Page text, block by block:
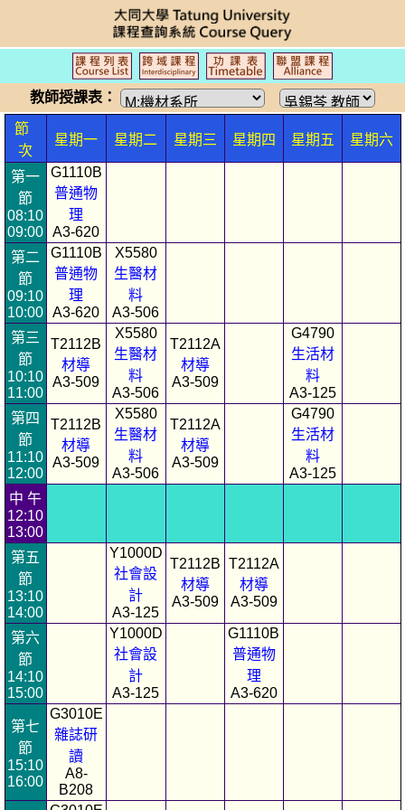
教師授課表：
節
次
星期一 星期二 星期三 星期四 星期五 星期六
第一
節
08:10
09:00
G1110B
普通物
理
A3-620
第二
節
09:10
10:00
G1110B
普通物
理
A3-620
X5580
生醫材
料
A3-506
第三
節
10:10
11:00
T2112B
材導
A3-509
X5580
生醫材
料
A3-506
T2112A
材導
A3-509
G4790
生活材
料
A3-125
第四
節
11:10
12:00
T2112B
材導
A3-509
X5580
生醫材
料
A3-506
T2112A
材導
A3-509
G4790
生活材
料
A3-125
中 午
12:10
13:00
第五
節
13:10
14:00
Y1000D
社會設
計
A3-125
T2112B
材導
A3-509
T2112A
材導
A3-509
第六
節
14:10
15:00
Y1000D
社會設
計
A3-125
G1110B
普通物
理
A3-620
第七
節
15:10
16:00
G3010E
雜誌研
讀
A8-
B208